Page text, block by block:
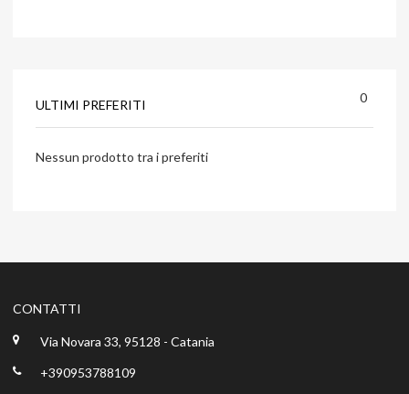
ULTIMI PREFERITI
Nessun prodotto tra i preferiti
0
CONTATTI
Via Novara 33, 95128 - Catania
+390953788109